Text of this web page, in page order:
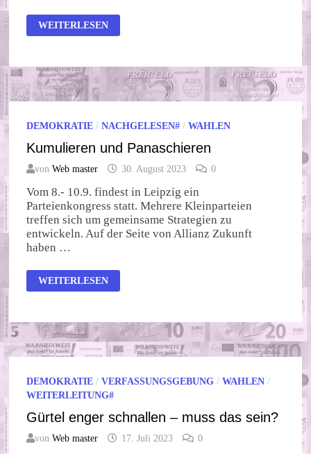
DEUTSCHE
VERLIEREN
DEMOKRATIE
WEITERLESEN
DEMOKRATIE /NACHGELESEN# /WAHLEN
Kumulieren und Panaschieren
vonWeb master 30. August 2023 0
Vom 8.- 10.9. findest in Leipzig ein
Parteienkongress statt. Mehrere Kleinparteien
treffen sich um gemeinsame Strategien zu
entwickeln. Auf der Seite von Allianz Zukunft
haben …
KUMULIEREN
UND
WEITERLESEN
DEMOKRATIE /VERFASSUNGSGEBUNG /WAHLEN /
WEITERLEITUNG#
Gürtel enger schnallen – muss das sein?
vonWeb master 17. Juli 2023 0